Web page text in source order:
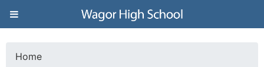
Jump to navigation
葳
格Home